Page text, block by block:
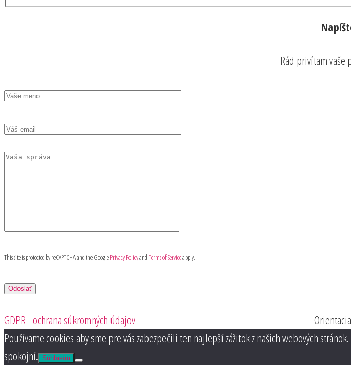
Rád privítam vaše
This site is protected by reCAPTCHA and the GooglePrivacy PolicyandTerms of Serviceapply.
GDPR - ochrana súkromných údajov
Používame cookies aby sme pre vás zabezpečili ten najlepší zážitok z našich webových
spokojní. Súhlasím